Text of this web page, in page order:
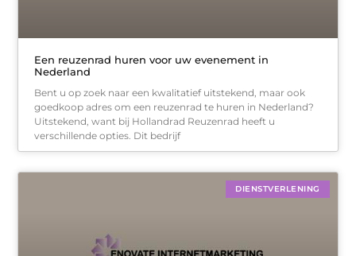
Een reuzenrad huren voor uw evenement in
Nederland
Bent u op zoek naar een kwalitatief uitstekend, maar ook
goedkoop adres om een reuzenrad te huren in Nederland?
Uitstekend, want bij Hollandrad Reuzenrad heeft u
verschillende opties. Dit bedrijf
DIENSTVERLENING